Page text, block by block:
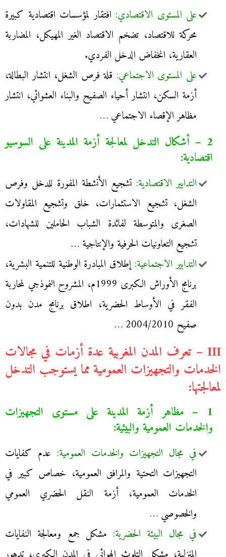
على المستوى الاقتصادي: افتقار لمؤسسات اقتصادية كبيرة
محركة للاقتصاد، تضخم الاقتصاد الغير المهيكل، المضاربة
العقارية، انخفاض الدخل الفردي.
على المستوى الاجتماعي: قلة فرص الشغل، انتشار البطالة،
أزمة السكن، انتشار أحياء الصفيح والبناء العشوائي، انتشار
مظاهر الإقصاء الاجتماعي …
2 – أشكال التدخل لمعالجة أزمة المدينة على السوسيو
اقتصادية:
التدابير الاقتصادية: تشجيع الأنشطة المفورة للدخل وفرص
الشغل، تشجيع الاستثمارات، خلق وتشجيع المقاولات
الصغرى والمتوسطة لفائدة الشباب الحاملين للشهادات،
تشجيع التعاونيات الحرفية والإنتاجية …
التدابير الاجتماعية: إطلاق المبادرة الوطنية للتنمية البشرية،
برنامج الأوراش الكبرى 1999م، المشروح النموذجي لمحاربة
الفقر في الأوساط الحضرية، اطلاق برنامج مدن بدون
صفيح 2004/2010 …
III – تعرف المدن المغربية عدة أزمات في مجالات
الخدمات والتجهيزات العمومية مما يستوجب التدخل
لمعالجتها:
1 – مظاهر أزمة المدينة على مستوى التجهيزات
والخدمات العمومية والبيئية:
في مجال التجهيزات والخدمات العمومية: عدم كفايات
التجهيزات التحتية والمرافق العمومية، خصاص كبير في
الخدمات العمومية، أزمة النقل الحضري العمومي
والخصوصي …
في مجال البيئة الحضرية: مشكل جمع ومعالجة النفايات